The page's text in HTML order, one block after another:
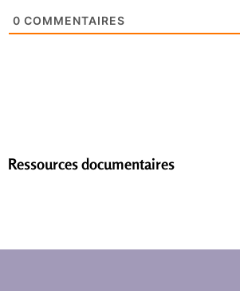
0 COMMENTAIRES
Ressources documentaires